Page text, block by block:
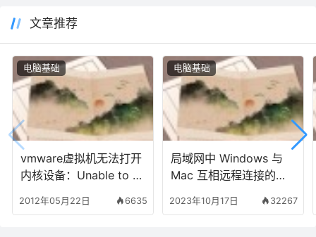
文章推荐
vmware虚拟机无法打开
内核设备：Unable to o
2012年05月22日 6635
电脑基础
局域网中 Windows 与
Mac 互相远程连接的最
2023年10月17日 32267
电脑基础